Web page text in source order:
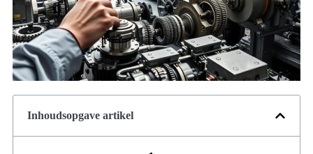
Inhoudsopgave artikel